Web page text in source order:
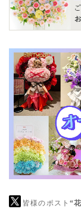
皆様のポスト“